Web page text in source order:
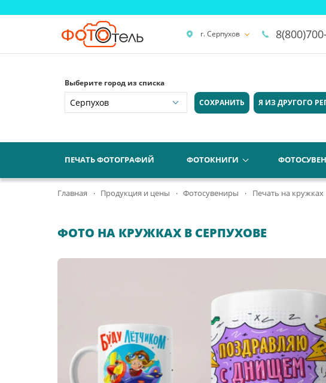
г. Серпухов
Выберите город из списка
СОХРАНИТЬ
Я ИЗ ДРУГОГО
ПЕЧАТЬ ФОТОГРАФИЙ ФОТОКНИГИ
Главная Продукция и цены Фотосувениры Печать на кружках
ФОТО НА КРУЖКАХ В СЕРПУХОВЕ